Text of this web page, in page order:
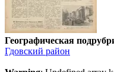
Географическая
Гдовский район